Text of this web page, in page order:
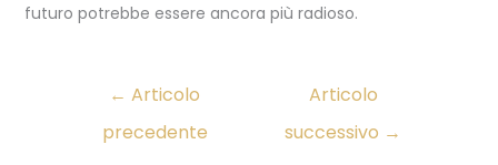
futuro potrebbe essere ancora più radioso.
← Articolo
precedente
Articolo
successivo →